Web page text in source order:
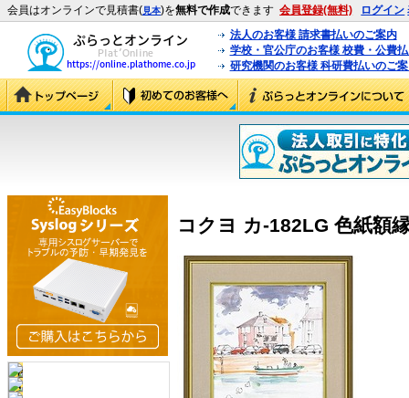
会員はオンラインで見積書(見本)を無料で作成できます 会員登録(無料) ログイン
法人のお客様 請求書払いのご案内
学校・官公庁のお客様 校費・公費
研究機関のお客様 科研費払いのご
コクヨ カ-182LG 色紙額